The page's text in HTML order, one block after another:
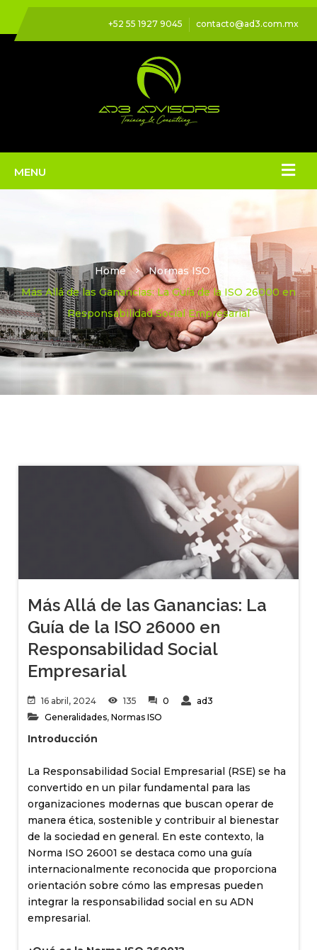
+52 55 1927 9045 contacto@ad3.com.mx
Home
Normas ISO
Más Allá de las Ganancias: La Guía de la ISO 26000 en
Responsabilidad Social Empresarial
Más Allá de las Ganancias: La
Guía de la ISO 26000 en
Responsabilidad Social
Empresarial
16 abril, 2024 135 0
ad3
Generalidades,Normas ISO
Introducción
La Responsabilidad Social Empresarial (RSE) se ha
convertido en un pilar fundamental para las
organizaciones modernas que buscan operar de
manera ética, sostenible y contribuir al bienestar
de la sociedad en general. En este contexto, la
Norma ISO 26001 se destaca como una guía
internacionalmente reconocida que proporciona
orientación sobre cómo las empresas pueden
integrar la responsabilidad social en su ADN
empresarial.